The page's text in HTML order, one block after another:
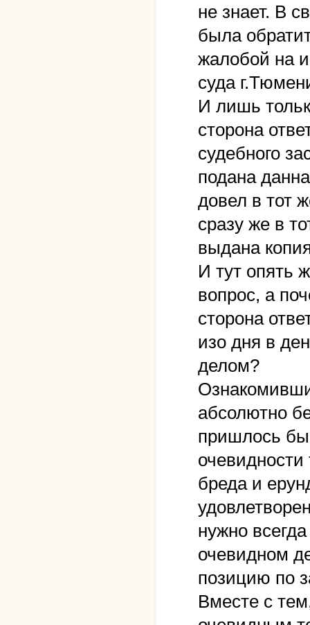
не знает. В
была
жалобой на
суда
И лишь
сторона
судебного
подана
довел в тот
сразу же в
выдана
И тут опять
вопрос, а
сторона
изо дня в
делом?
абсолютно
пришлось бы
очевидности
бреда и
нужно
очевидном
позицию по
Вместе с